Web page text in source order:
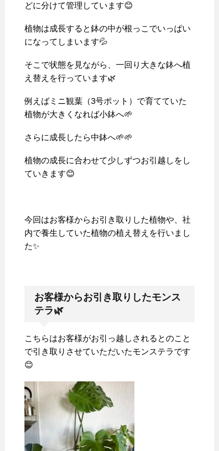
どに分けて管理しています😊
植物は成長すると鉢の中が根っこでいっぱい
になってしまいます💦
そこで状態を見ながら、一回り大きな鉢へ植
え替えを行っています🌿
例えばミニ観葉（3号ポット）で育てていた
植物が大きくなれば小鉢へ🌱
さらに成長したら中鉢へ🌱🌱
植物の成長に合わせて少しずつお引越しをし
ていきます😊
今回はお客様からお引き取りした植物や、社
内で養生していた植物の植え替えを行いまし
た✨
お客様からお引き取りしたモンス
テラ🌿
こちらはお客様がお引っ越しされるとのこと
で引き取りさせていただいたモンステラです
😊